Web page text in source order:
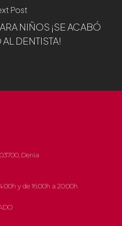
Post
NIÑOS ¡SE ACABÓ
DENTISTA!
Denia
y de 16:00h a 20:00h